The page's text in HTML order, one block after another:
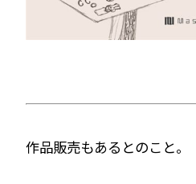
作品販売もあるとのこと。